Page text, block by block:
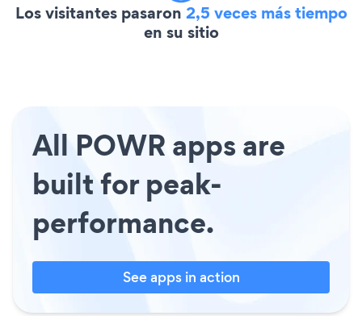
Los visitantes pasaron 2,5 veces más tiempo
en su sitio
All POWR apps are
built for peak-
performance.
See apps in action